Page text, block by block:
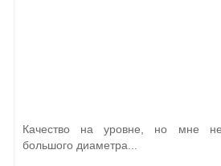
Качество на уровне, но мне
большого диаметра...